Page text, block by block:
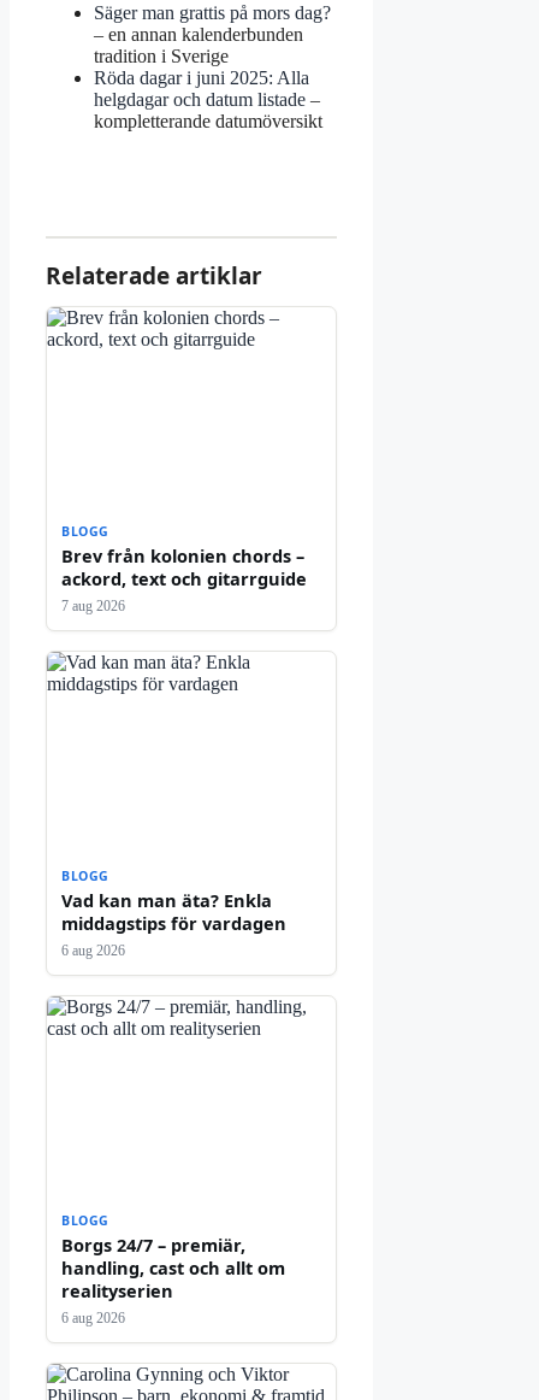
Säger man grattis på mors dag?
– en annan kalenderbunden
tradition i Sverige
Röda dagar i juni 2025: Alla
helgdagar och datum listade –
kompletterande datumöversikt
Relaterade artiklar
BLOGG
Brev från kolonien chords –
ackord, text och gitarrguide
7 aug 2026
BLOGG
Vad kan man äta? Enkla
middagstips för vardagen
6 aug 2026
BLOGG
Borgs 24/7 – premiär,
handling, cast och allt om
realityserien
6 aug 2026